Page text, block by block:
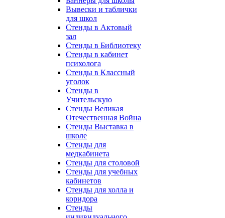
Вывески и таблички
для школ
Стенды в Актовый
зал
Стенды в Библиотеку
Стенды в кабинет
психолога
Стенды в Классный
уголок
Стенды в
Учительскую
Стенды Великая
Отечественная Война
Стенды Выставка в
школе
Стенды для
медкабинета
Стенды для столовой
Стенды для учебных
кабинетов
Стенды для холла и
коридора
Стенды